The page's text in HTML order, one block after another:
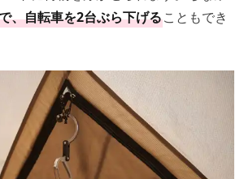
、自転車を2台ぶら下げることもでき